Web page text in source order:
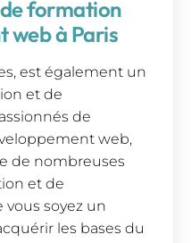
formation
web à Paris
est également un
et de
de
web,
de nombreuses
et de
soyez un
les bases du